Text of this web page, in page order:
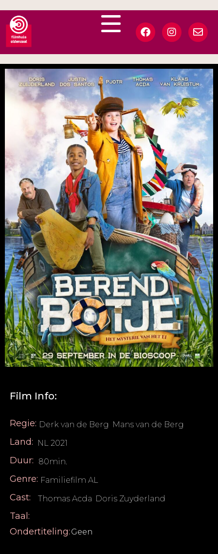
Film Info:
Regie: Derk van de Berg Mans van de Berg
Land: NL 2021
Duur: 80min.
Genre: Familiefilm AL
Cast: Thomas Acda Doris Zuyderland
Taal:
Ondertiteling: Geen